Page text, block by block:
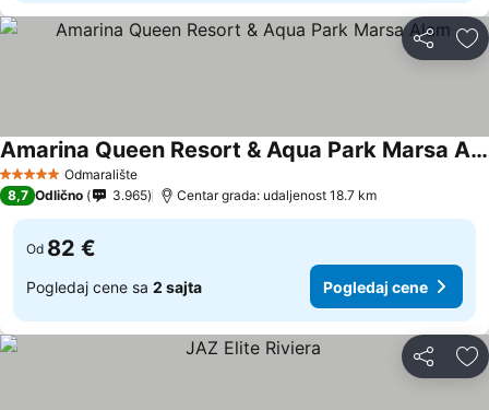
Deli
5 ZvezdiceOdmaralište
Amarina Queen Resort & Aqua Park Marsa Alam
8,7 Odlično 3.965 Centar grada: udaljenost 18.7 km
Od 82 €
Pogledaj cene sa 2 sajta Pogledaj cene
Deli